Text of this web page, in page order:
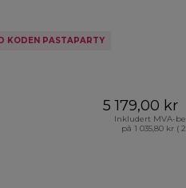
KODEN PASTAPARTY
5 179,00 kr
Inkludert MVA-
på 1 035,80 kr (